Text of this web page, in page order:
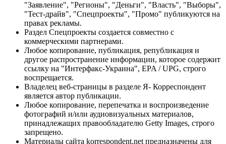
"Заявление", "Регионы", "Деньги", "Власть", "Выборы",
"Тест-драйв", "Спецпроекты", "Промо" публикуются на
правах рекламы.
Раздел Спецпроекты создается совместно с
коммерческими партнерами.
Любое копирование, публикация, републикация и
другое распространение информации, которое содержит
ссылку на "Интерфакс-Украина", EPA / UPG, строго
воспрещается.
Владелец веб-страницы в разделе Я- Корреспондент
является автор публикации.
Любое копирование, перепечатка и воспроизведение
фотографий и/или аудиовизуальных материалов,
принадлежащих правообладателю Getty Images, строго
запрещено.
Материалы сайта korrespondent.net предназначены для